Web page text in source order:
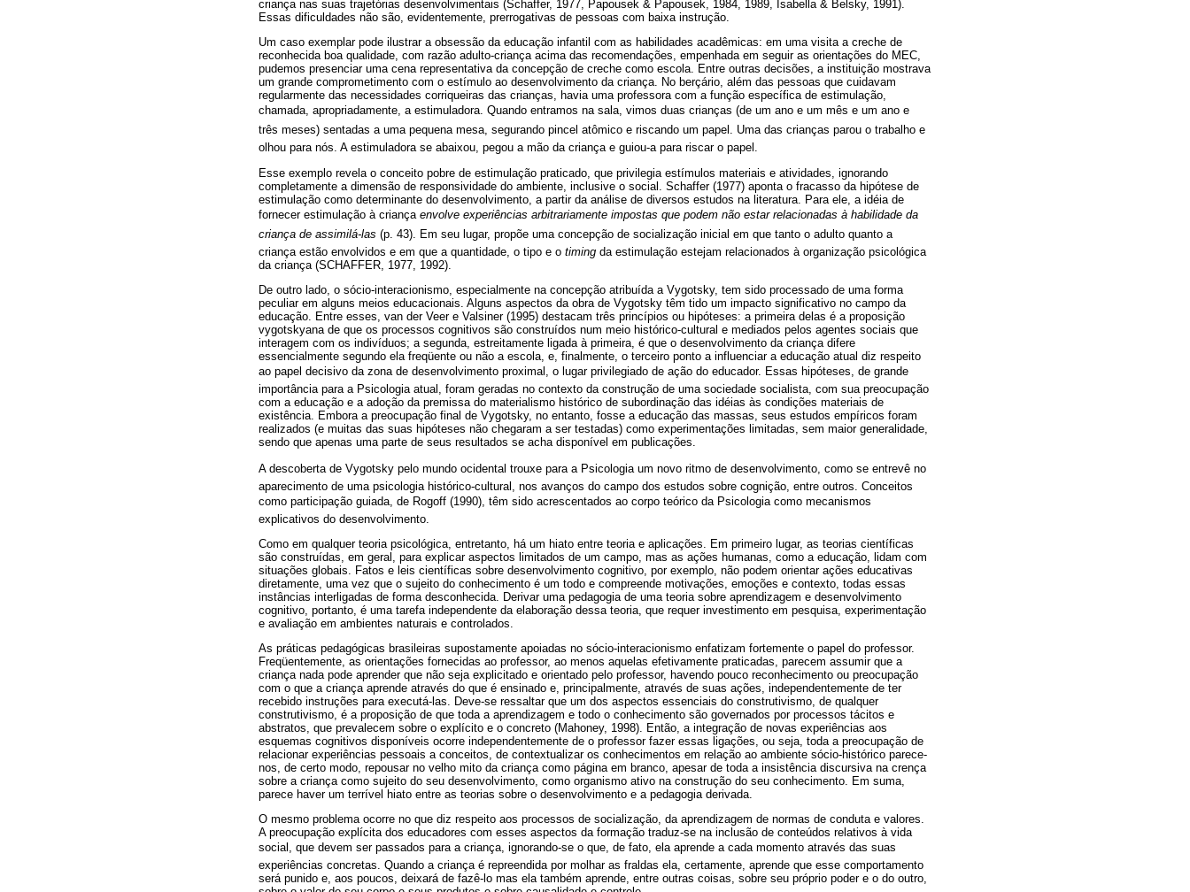
criança nas suas trajetórias desenvolvimentais (Schaffer, 1977, Papousek & Papousek, 1984, 1989, Isabella & Belsky, 1991).
Essas dificuldades não são, evidentemente, prerrogativas de pessoas com baixa instrução.
Um caso exemplar pode ilustrar a obsessão da educação infantil com as habilidades acadêmicas: em uma visita a creche de
reconhecida boa qualidade, com razão adulto-criança acima das recomendações, empenhada em seguir as orientações do MEC,
pudemos presenciar uma cena representativa da concepção de creche como escola. Entre outras decisões, a instituição mostrava
um grande comprometimento com o estímulo ao desenvolvimento da criança. No berçário, além das pessoas que cuidavam
regularmente das necessidades corriqueiras das crianças, havia uma professora com a função específica de estimulação,
chamada, apropriadamente, a estimuladora. Quando entramos na sala, vimos duas crianças (de um ano e um mês e um ano e
três meses) sentadas a uma pequena mesa, segurando pincel atômico e riscando um papel. Uma das crianças parou o trabalho e
olhou para nós. A estimuladora se abaixou, pegou a mão da criança e guiou-a para riscar o papel.
Esse exemplo revela o conceito pobre de estimulação praticado, que privilegia estímulos materiais e atividades, ignorando
completamente a dimensão de responsividade do ambiente, inclusive o social. Schaffer (1977) aponta o fracasso da hipótese de
estimulação como determinante do desenvolvimento, a partir da análise de diversos estudos na literatura. Para ele, a idéia de
fornecer estimulação à criança envolve experiências arbitrariamente impostas que podem não estar relacionadas à habilidade da
criança de assimilá-las (p. 43). Em seu lugar, propõe uma concepção de socialização inicial em que tanto o adulto quanto a
criança estão envolvidos e em que a quantidade, o tipo e o timing da estimulação estejam relacionados à organização psicológica
da criança (SCHAFFER, 1977, 1992).
De outro lado, o sócio-interacionismo, especialmente na concepção atribuída a Vygotsky, tem sido processado de uma forma
peculiar em alguns meios educacionais. Alguns aspectos da obra de Vygotsky têm tido um impacto significativo no campo da
educação. Entre esses, van der Veer e Valsiner (1995) destacam três princípios ou hipóteses: a primeira delas é a proposição
vygotskyana de que os processos cognitivos são construídos num meio histórico-cultural e mediados pelos agentes sociais que
interagem com os indivíduos; a segunda, estreitamente ligada à primeira, é que o desenvolvimento da criança difere
essencialmente segundo ela freqüente ou não a escola, e, finalmente, o terceiro ponto a influenciar a educação atual diz respeito
ao papel decisivo da zona de desenvolvimento proximal, o lugar privilegiado de ação do educador. Essas hipóteses, de grande
importância para a Psicologia atual, foram geradas no contexto da construção de uma sociedade socialista, com sua preocupação
com a educação e a adoção da premissa do materialismo histórico de subordinação das idéias às condições materiais de
existência. Embora a preocupação final de Vygotsky, no entanto, fosse a educação das massas, seus estudos empíricos foram
realizados (e muitas das suas hipóteses não chegaram a ser testadas) como experimentações limitadas, sem maior generalidade,
sendo que apenas uma parte de seus resultados se acha disponível em publicações.
A descoberta de Vygotsky pelo mundo ocidental trouxe para a Psicologia um novo ritmo de desenvolvimento, como se entrevê no
aparecimento de uma psicologia histórico-cultural, nos avanços do campo dos estudos sobre cognição, entre outros. Conceitos
como participação guiada, de Rogoff (1990), têm sido acrescentados ao corpo teórico da Psicologia como mecanismos
explicativos do desenvolvimento.
Como em qualquer teoria psicológica, entretanto, há um hiato entre teoria e aplicações. Em primeiro lugar, as teorias científicas
são construídas, em geral, para explicar aspectos limitados de um campo, mas as ações humanas, como a educação, lidam com
situações globais. Fatos e leis científicas sobre desenvolvimento cognitivo, por exemplo, não podem orientar ações educativas
diretamente, uma vez que o sujeito do conhecimento é um todo e compreende motivações, emoções e contexto, todas essas
instâncias interligadas de forma desconhecida. Derivar uma pedagogia de uma teoria sobre aprendizagem e desenvolvimento
cognitivo, portanto, é uma tarefa independente da elaboração dessa teoria, que requer investimento em pesquisa, experimentação
e avaliação em ambientes naturais e controlados.
As práticas pedagógicas brasileiras supostamente apoiadas no sócio-interacionismo enfatizam fortemente o papel do professor.
Freqüentemente, as orientações fornecidas ao professor, ao menos aquelas efetivamente praticadas, parecem assumir que a
criança nada pode aprender que não seja explicitado e orientado pelo professor, havendo pouco reconhecimento ou preocupação
com o que a criança aprende através do que é ensinado e, principalmente, através de suas ações, independentemente de ter
recebido instruções para executá-las. Deve-se ressaltar que um dos aspectos essenciais do construtivismo, de qualquer
construtivismo, é a proposição de que toda a aprendizagem e todo o conhecimento são governados por processos tácitos e
abstratos, que prevalecem sobre o explícito e o concreto (Mahoney, 1998). Então, a integração de novas experiências aos
esquemas cognitivos disponíveis ocorre independentemente de o professor fazer essas ligações, ou seja, toda a preocupação de
relacionar experiências pessoais a conceitos, de contextualizar os conhecimentos em relação ao ambiente sócio-histórico parece-
nos, de certo modo, repousar no velho mito da criança como página em branco, apesar de toda a insistência discursiva na crença
sobre a criança como sujeito do seu desenvolvimento, como organismo ativo na construção do seu conhecimento. Em suma,
parece haver um terrível hiato entre as teorias sobre o desenvolvimento e a pedagogia derivada.
O mesmo problema ocorre no que diz respeito aos processos de socialização, da aprendizagem de normas de conduta e valores.
A preocupação explícita dos educadores com esses aspectos da formação traduz-se na inclusão de conteúdos relativos à vida
social, que devem ser passados para a criança, ignorando-se o que, de fato, ela aprende a cada momento através das suas
experiências concretas. Quando a criança é repreendida por molhar as fraldas ela, certamente, aprende que esse comportamento
será punido e, aos poucos, deixará de fazê-lo mas ela também aprende, entre outras coisas, sobre seu próprio poder e o do outro,